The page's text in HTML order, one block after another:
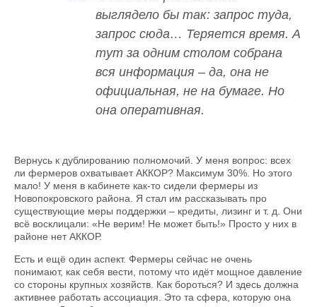
выглядело бы так: запрос туда,
запрос сюда… Теряется время. А
тут за одним столом собрана
вся информация – да, она не
официальная, не на бумаге. Но
она оперативная.
Вернусь к дублированию полномочий. У меня вопрос: всех
ли фермеров охватывает АККОР? Максимум 30%. Но этого
мало! У меня в кабинете как-то сидели фермеры из
Новопокровского района. Я стал им рассказывать про
существующие меры поддержки – кредиты, лизинг и т. д. Они
всё восклицали: «Не верим! Не может быть!» Просто у них в
районе нет АККОР.
Есть и ещё один аспект. Фермеры сейчас не очень
понимают, как себя вести, потому что идёт мощное давление
со стороны крупных хозяйств. Как бороться? И здесь должна
активнее работать ассоциа­ция. Это та сфера, которую она